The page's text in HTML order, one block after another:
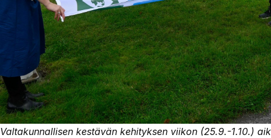
Valtakunnallisen kestävän kehityksen viikon (25.9.-1.10.)